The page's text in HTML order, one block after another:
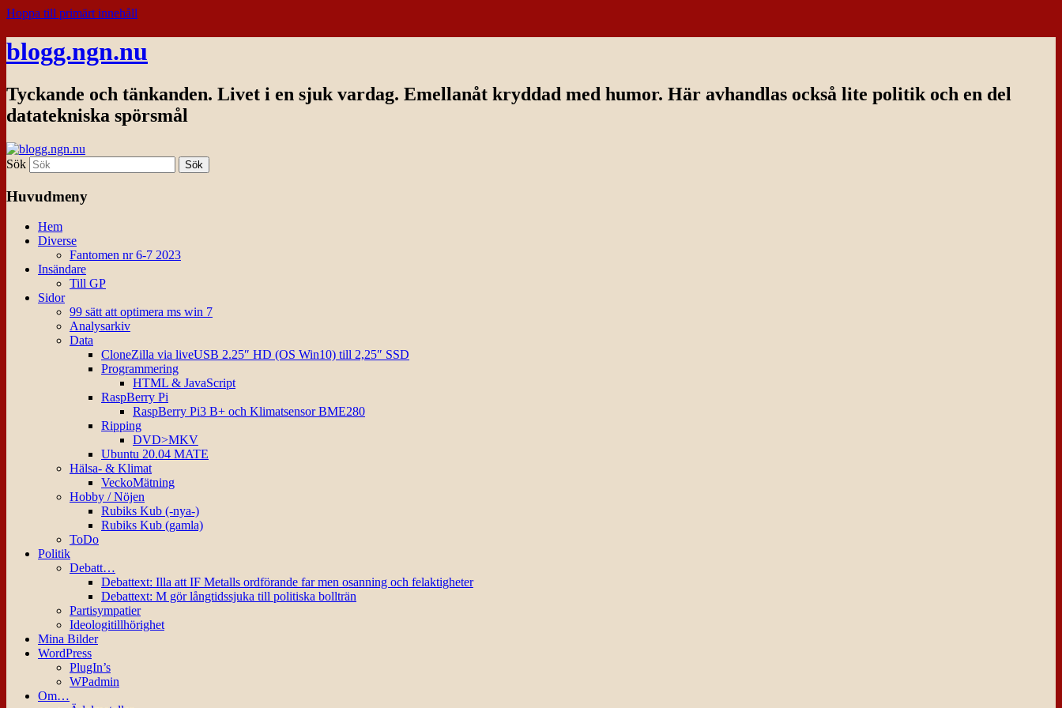
Hoppa till primärt innehåll
blogg.ngn.nu
Tyckande och tänkanden. Livet i en sjuk vardag. Emellanåt kryddad med humor. Här avhandlas också lite politik och en del
datatekniska spörsmål
Sök
Huvudmeny
Hem
Diverse
Fantomen nr 6-7 2023
Insändare
Till GP
Sidor
99 sätt att optimera ms win 7
Analysarkiv
Data
CloneZilla via liveUSB 2.25″ HD (OS Win10) till 2,25″ SSD
Programmering
HTML & JavaScript
RaspBerry Pi
RaspBerry Pi3 B+ och Klimatsensor BME280
Ripping
DVD>MKV
Ubuntu 20.04 MATE
Hälsa- & Klimat
VeckoMätning
Hobby / Nöjen
Rubiks Kub (-nya-)
Rubiks Kub (gamla)
ToDo
Politik
Debatt…
Debattext: Illa att IF Metalls ordförande far men osanning och felaktigheter
Debattext: M gör långtidssjuka till politiska bollträn
Partisympatier
Ideologitillhörighet
Mina Bilder
WordPress
PlugIn’s
WPadmin
Om…